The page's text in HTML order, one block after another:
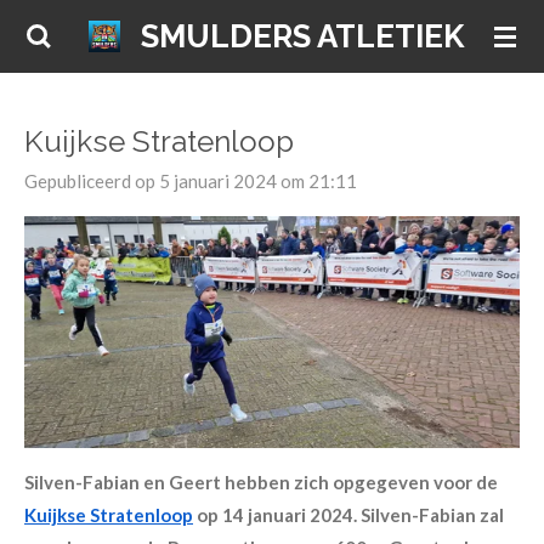
Ga
hoofdinhoud
SMULDERS ATLETIEK
Kuijkse Stratenloop
Gepubliceerd op 5 januari 2024 om 21:11
Silven-Fabian en Geert hebben zich opgegeven voor de
Kuijkse Stratenloop op 14 januari 2024. Silven-Fabian zal